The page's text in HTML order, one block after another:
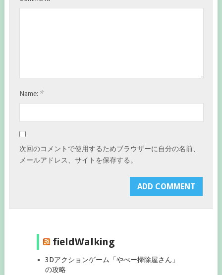
Name: *
次回のコメントで使用するためブラウザーに自分の名前、
メールアドレス、サイトを保存する。
fieldWalking
3Dアクションゲーム「やべー掃除屋さん」
の攻略